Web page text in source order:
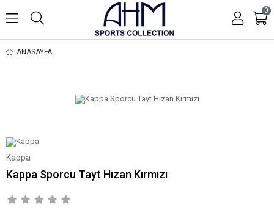
0
ANASAYFA
Kappa
Kappa Sporcu Tayt Hızan Kırmızı